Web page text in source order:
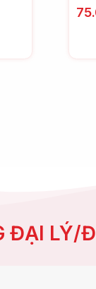
ĐẠI LÝ/